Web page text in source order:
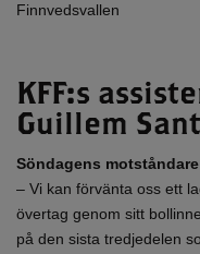
Finnvedsvallen
KFF:s
Guillem
Söndagens
– Vi kan förvänta oss ett
övertag genom sitt
på den sista tredjedelen